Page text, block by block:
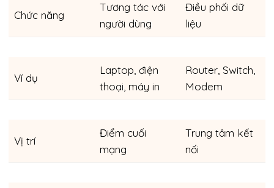
Chức năng
Tương tác với
người dùng
Điều phối dữ
liệu
Ví dụ
Laptop, điện
thoại, máy in
Router, Switch,
Modem
Vị trí
Điểm cuối
mạng
Trung tâm kết
nối